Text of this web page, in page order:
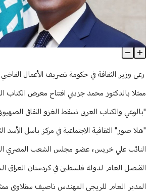
ثقافة ومجتمع
منوعات
المرتضى رعى افتتاح معرض الكتاب العربي
Article Content
رعى وزير الثقافة في حكومة تصريف الأعمال
ممثلا بالدكتور محمد جزيني افتتاح معرض الكتاب
"بالوعي والكتاب العربي نسقط الغزو الثقافي
"هلا صور" الثقافية الاجتماعية في مركز باسل الأسد
النائب علي خريس، عضو مجلس الشعب المصري
القنصل العام لدولة فلسطين في كردستان العراق
المدير العام للريجي المهندس ناصيف سقلاوي